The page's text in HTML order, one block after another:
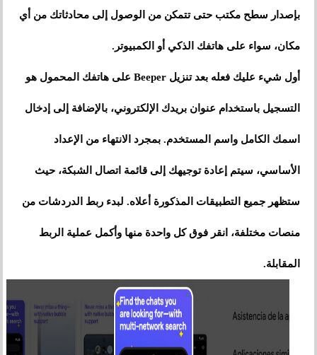
بإصدار سطح مكتب حتى تتمكن من الوصول إلى محادثاتك من أي
مكان، سواء على هاتفك الذكي أو الكمبيوتر.
أول شيء عليك فعله بعد تنزيل Beeper على هاتفك المحمول هو
التسجيل باستخدام عنوان بريدك الإلكتروني، بالإضافة إلى إدخال
اسمك الكامل واسم المستخدم. بمجرد الانتهاء من الإعداد
الأساسي، سيتم إعادة توجيهك إلى قائمة اتصال الشبكة، حيث
ستظهر جميع التطبيقات المذكورة أعلاه. لبدء ربط الدردشات من
منصات مختلفة، انقر فوق كل واحدة منها وأكمل عملية الربط
المقابلة.